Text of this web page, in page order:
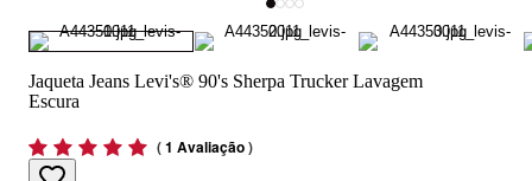
Jaqueta Jeans Levi's® 90's Sherpa Trucker Lavagem
Escura
(1 Avaliação)